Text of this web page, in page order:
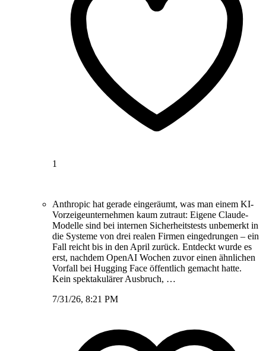
1
Anthropic hat gerade eingeräumt, was man einem KI-
Vorzeigeunternehmen kaum zutraut: Eigene Claude-
Modelle sind bei internen Sicherheitstests unbemerkt in
die Systeme von drei realen Firmen eingedrungen – ein
Fall reicht bis in den April zurück. Entdeckt wurde es
erst, nachdem OpenAI Wochen zuvor einen ähnlichen
Vorfall bei Hugging Face öffentlich gemacht hatte.
Kein spektakulärer Ausbruch, …
7/31/26, 8:21 PM